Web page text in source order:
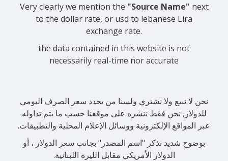
Very clearly we mention the "Source Name" next
to the dollar rate, or usd to lebanese Lira
exchange rate.
the data contained in this website is not
necessarily real-time nor accurate
نحن لا نبيع ولا نشتري ولسنا من يحدد سعر الصرف اليومي
للدولار, نحن فقط ننشره على موقعنا حسب ما يتم تداوله
عبر المواقع الإلكترونية ووسائل الإعلام المحلية والتطبيقات.
بوضوح شديد نذكر "اسم المصدر" بجانب سعر الدولار ، أو
الدولار الأمريكي مقابل الليرة اللبنانية.